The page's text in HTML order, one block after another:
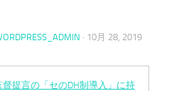
· 10月 28, 2019
提言の「セのDH制導入」に持